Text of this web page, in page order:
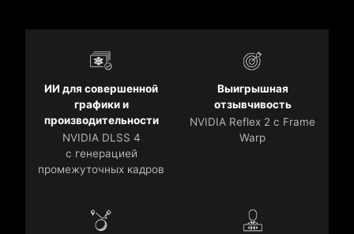
ИИ для совершенной
графики и
производительности
NVIDIA DLSS 4
с генерацией
промежуточных кадров
Выигрышная
отзывчивость
NVIDIA Reflex 2 с Frame
Warp